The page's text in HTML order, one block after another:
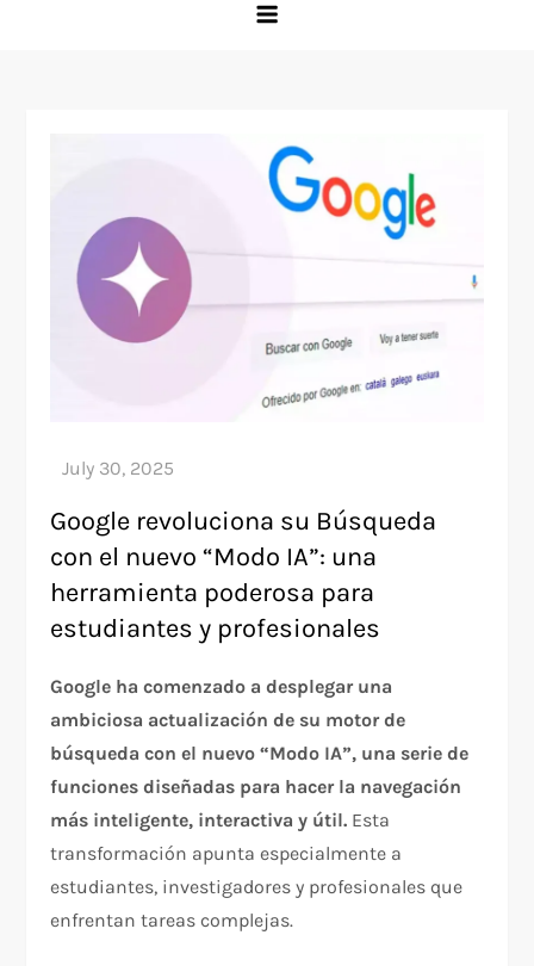
Google revoluciona su Búsqueda
con el nuevo “Modo IA”: una
herramienta poderosa para
estudiantes y profesionales
Google ha comenzado a desplegar una
ambiciosa actualización de su motor de
búsqueda con el nuevo “Modo IA”, una serie de
funciones diseñadas para hacer la navegación
más inteligente, interactiva y útil. Esta
transformación apunta especialmente a
estudiantes, investigadores y profesionales que
enfrentan tareas complejas.